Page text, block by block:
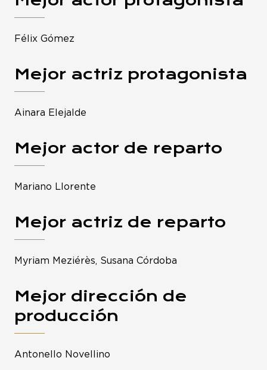
Félix Gómez
Mejor actriz protagonista
Ainara Elejalde
Mejor actor de reparto
Mariano Llorente
Mejor actriz de reparto
Myriam Meziérès, Susana Córdoba
Mejor dirección de
producción
Antonello Novellino